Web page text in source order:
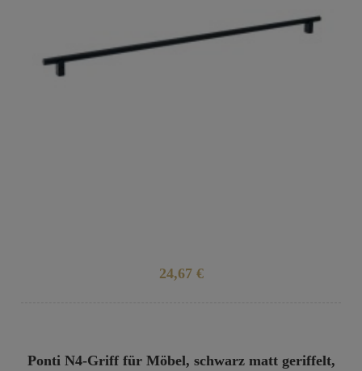
24,67 €
Ponti N4-Griff für Möbel, schwarz matt geriffelt,